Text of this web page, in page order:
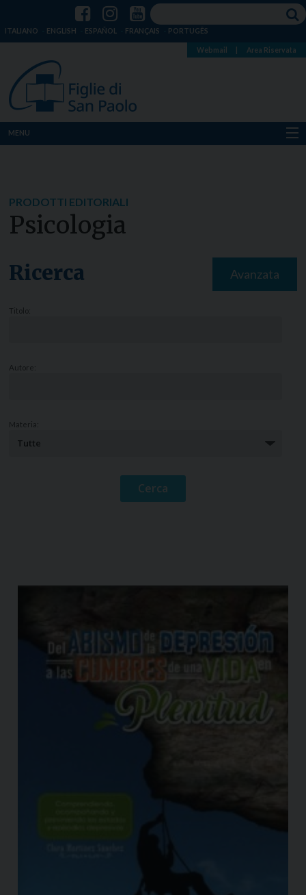
ITALIANO ENGLISH ESPAÑOL FRANÇAIS PORTUGÊS
Webmail Area Riservata
MENU
Notizie
PRODOTTI EDITORIALI
Psicologia
Ricerca Avanzata
Titolo:
Autore:
Materia: